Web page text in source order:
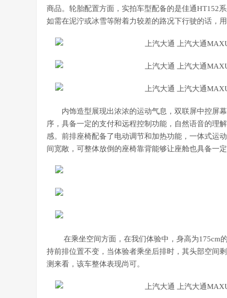
商品。轮胎配置方面，实拍车型配备的是佳通HT152
如需在泥泞或冰雪等附着力较差的路况下行驶的话，
内饰造型展现出浓浓的运动气息，双联屏中控屏
序，具备一定的支付和远程控制功能，自然语音的理
感。前排座椅配备了电动调节和加热功能，一体式运
间宽敞，可整体放倒的座椅靠背能够让座舱也具备一定
在乘坐空间方面，在我们体验中，身高为175cm
持前排位置不变，当体验者乘坐后排时，其头部空间
测来看，该车整体表现尚可。